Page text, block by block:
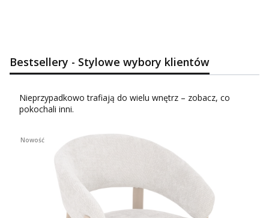
Bestsellery - Stylowe wybory klientów
Nieprzypadkowo trafiają do wielu wnętrz – zobacz, co
pokochali inni.
Nowość